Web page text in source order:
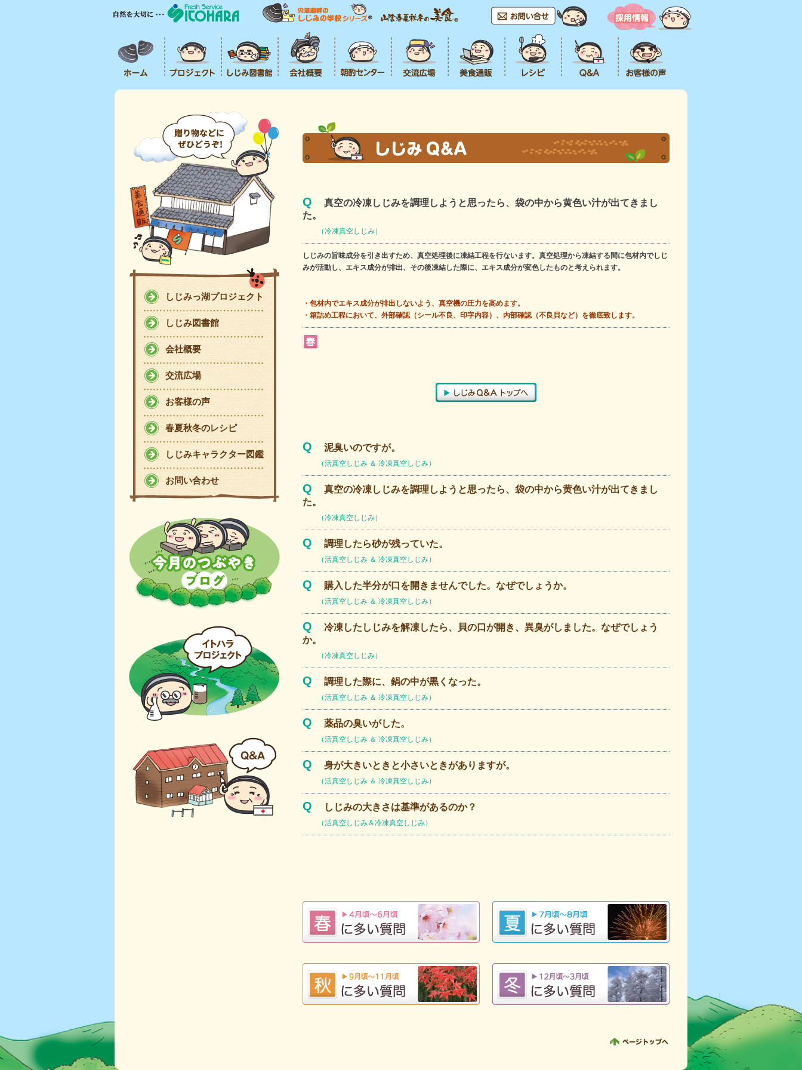
しじみっ湖プロジェクト
しじみ図書館
会社概要
交流広場
お客様の声
春夏秋冬のレシピ
しじみキャラクター図鑑
お問い合わせ
Q
真空の冷凍しじみを調理しようと思ったら、袋の中から黄色い汁が出てきまし
た。
（冷凍真空しじみ）
しじみの旨味成分を引き出すため、真空処理後に凍結工程を行ないます。真空処理から凍結する間に包材内でしじ
みが活動し、エキス成分が排出、その後凍結した際に、エキス成分が変色したものと考えられます。
・包材内でエキス成分が排出しないよう、真空機の圧力を高めます。
・箱詰め工程において、外部確認（シール不良、印字内容）、内部確認（不良貝など）を徹底致します。
Q 泥臭いのですが。
（活真空しじみ ＆ 冷凍真空しじみ）
Q
真空の冷凍しじみを調理しようと思ったら、袋の中から黄色い汁が出てきまし
た。
（冷凍真空しじみ）
Q 調理したら砂が残っていた。
（活真空しじみ ＆ 冷凍真空しじみ）
Q 購入した半分が口を開きませんでした。なぜでしょうか。
（活真空しじみ ＆ 冷凍真空しじみ）
Q
冷凍したしじみを解凍したら、貝の口が開き、異臭がしました。なぜでしょう
か。
（冷凍真空しじみ）
Q 調理した際に、鍋の中が黒くなった。
（活真空しじみ ＆ 冷凍真空しじみ）
Q 薬品の臭いがした。
（活真空しじみ ＆ 冷凍真空しじみ）
Q 身が大きいときと小さいときがありますが。
（活真空しじみ ＆ 冷凍真空しじみ）
Q しじみの大きさは基準があるのか？
（活真空しじみ＆冷凍真空しじみ）